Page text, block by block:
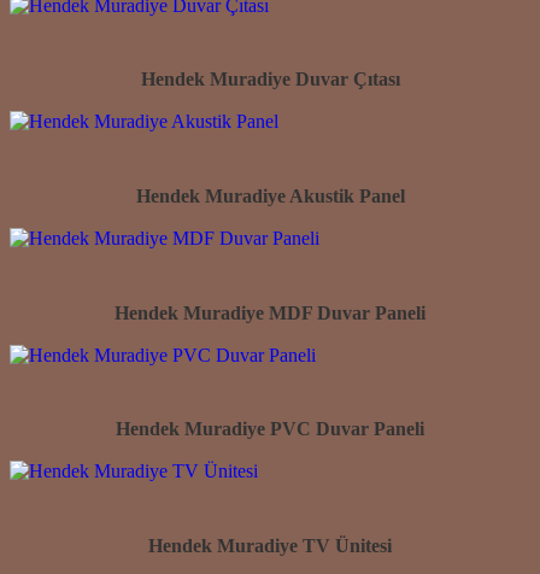
Hendek Muradiye Duvar Çıtası
Hendek Muradiye Akustik Panel
Hendek Muradiye MDF Duvar Paneli
Hendek Muradiye PVC Duvar Paneli
Hendek Muradiye TV Ünitesi